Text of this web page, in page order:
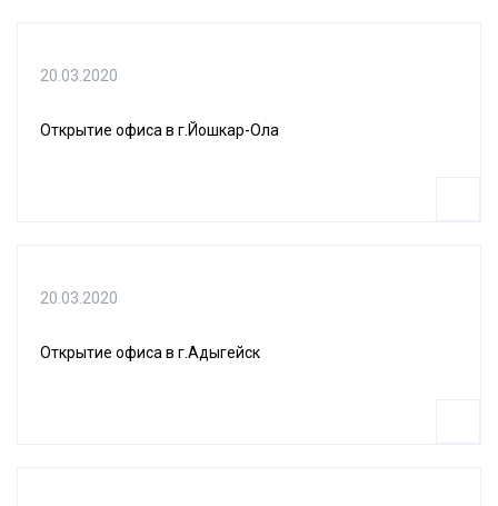
20.03.2020
Открытие офиса в г.Йошкар-Ола
20.03.2020
Открытие офиса в г.Адыгейск